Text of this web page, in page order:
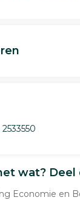
wat? Deel
Economie en